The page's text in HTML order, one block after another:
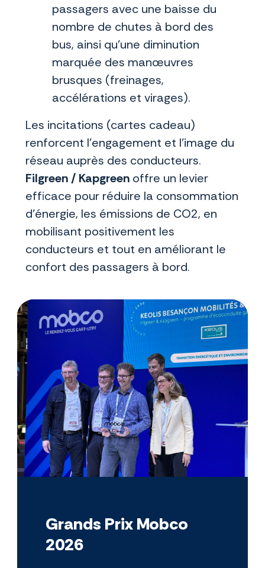
passagers avec une baisse du
nombre de chutes à bord des
bus, ainsi qu’une diminution
marquée des manœuvres
brusques (freinages,
accélérations et virages).
Les incitations (cartes cadeau)
renforcent l’engagement et l’image du
réseau auprès des conducteurs.
Filgreen / Kapgreenoffre un levier
efficace pour réduire la consommation
d’énergie, les émissions de CO2, en
mobilisant positivement les
conducteurs et tout en améliorant le
confort des passagers à bord.
Grands Prix Mobco
2026